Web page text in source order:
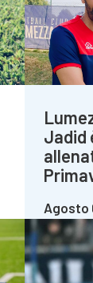
Jadid
Agosto